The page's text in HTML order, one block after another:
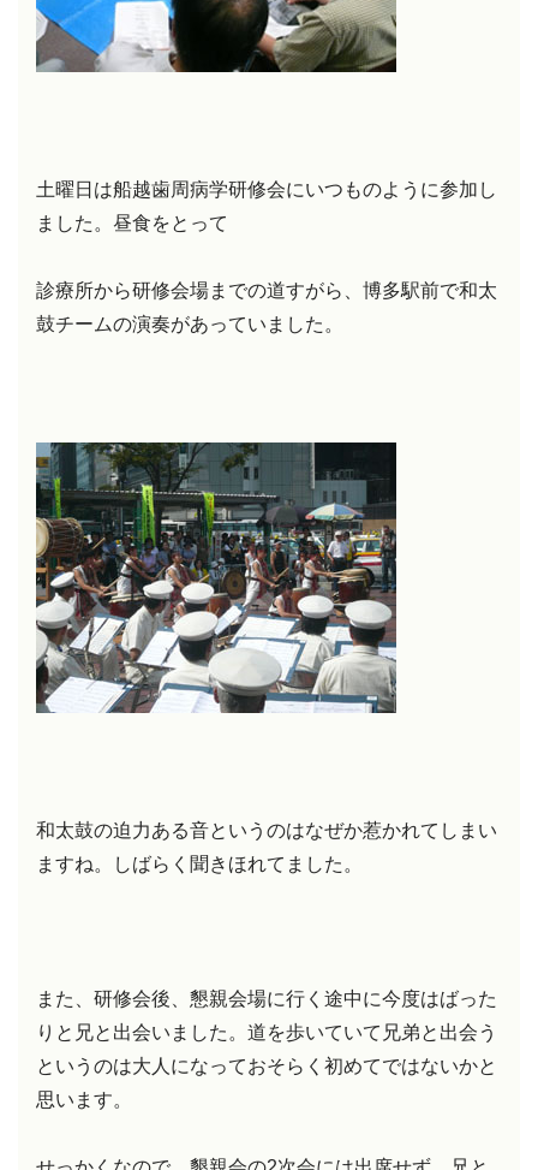
土曜日は船越歯周病学研修会にいつものように参加し
ました。昼食をとって
診療所から研修会場までの道すがら、博多駅前で和太
鼓チームの演奏があっていました。
和太鼓の迫力ある音というのはなぜか惹かれてしまい
ますね。しばらく聞きほれてました。
また、研修会後、懇親会場に行く途中に今度はばった
りと兄と出会いました。道を歩いていて兄弟と出会う
というのは大人になっておそらく初めてではないかと
思います。